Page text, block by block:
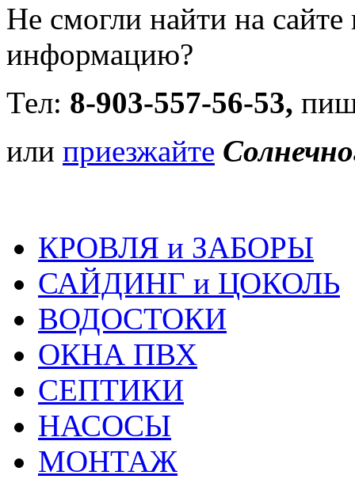
Не смогли найти на
информацию?
Тел: 8-903-557-56-53,
или приезжайте
КРОВЛЯ и ЗАБОРЫ
САЙДИНГ и ЦОКОЛЬ
ВОДОСТОКИ
ОКНА ПВХ
СЕПТИКИ
НАСОСЫ
МОНТАЖ